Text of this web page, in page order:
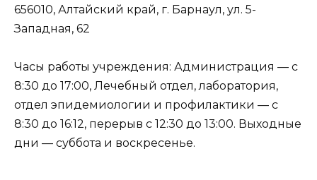
656010, Алтайский край, г. Барнаул, ул. 5-
Западная, 62
Часы работы учреждения: Администрация — с
8:30 до 17:00, Лечебный отдел, лаборатория,
отдел эпидемиологии и профилактики — с
8:30 до 16:12, перерыв с 12:30 до 13:00. Выходные
дни — суббота и воскресенье.